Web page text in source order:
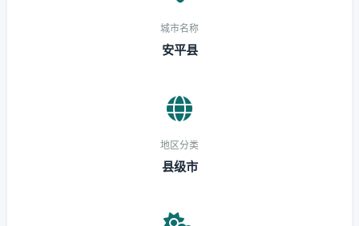
城市名称
安平县
地区分类
县级市